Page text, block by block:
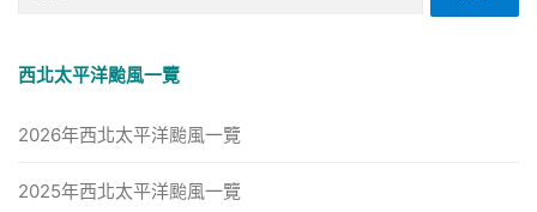
字:
西北太平洋颱風一覽
2026年西北太平洋颱風一覽
2025年西北太平洋颱風一覽